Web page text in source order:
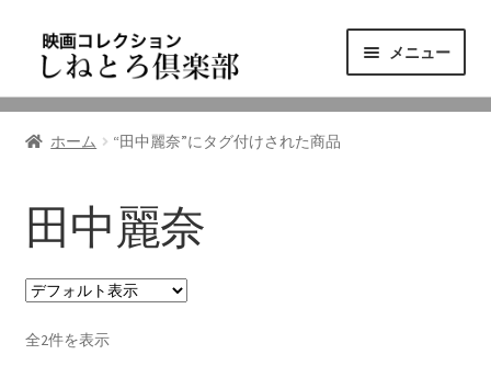
ゲ
シ
ン
へ
キ
プ
テ
ツ
ス
キ
プ
メニュー
ニュース
東三河の映画館
しねとろ倶楽部について
リンクの旅
ホーム “田中麗奈”にタグ付けされた商品
田中麗奈
全2件を表示